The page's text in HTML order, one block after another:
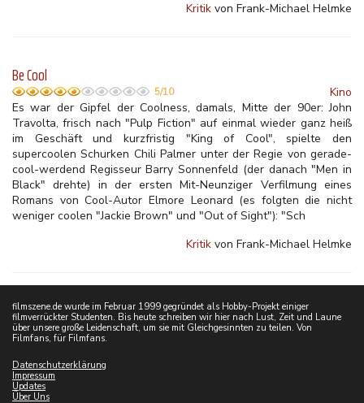
Kritik von Frank-Michael Helmke
Be Cool
5/10
Kino
Es war der Gipfel der Coolness, damals, Mitte der 90er: John
Travolta, frisch nach "Pulp Fiction" auf einmal wieder ganz heiß
im Geschäft und kurzfristig "King of Cool", spielte den
supercoolen Schurken Chili Palmer unter der Regie von gerade-
cool-werdend Regisseur Barry Sonnenfeld (der danach "Men in
Black" drehte) in der ersten Mit-Neunziger Verfilmung eines
Romans von Cool-Autor Elmore Leonard (es folgten die nicht
weniger coolen "Jackie Brown" und "Out of Sight"): "Sch
Kritik von Frank-Michael Helmke
filmszene.de wurde im Februar 1999 gegründet als Hobby-Projekt einiger
filmverrückter Studenten. Bis heute schreiben wir hier nach Lust, Zeit und Laune
über unsere große Leidenschaft, um sie mit Gleichgesinnten zu teilen. Von
Filmfans, für Filmfans.
Datenschutzerklärung
Impressum
Updates
Über Uns